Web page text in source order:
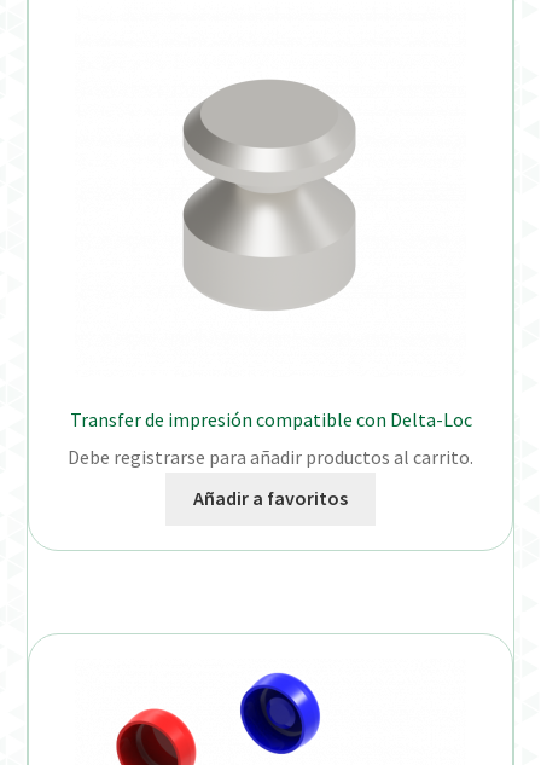
Transfer de impresión compatible con Delta-Loc
Debe registrarse para añadir productos al carrito.
Añadir a favoritos